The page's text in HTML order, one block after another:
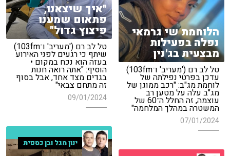
"איך שיצאנו,
פתאום שמענו
פיצוץ גדול"
טל לב רם ('מעריב' ו־103fm)
שיתף כי רגעים לפני האירוע
בעזה הוא נכח במקום •
הוסיף: "אתה רואה חנות
בגדים מצד אחד, אבל בסוף
זה מתחם צבאי"
09/01/2024
הלוחמת שי גרמאי
נפלה בפעילות
מבצעית בג'נין
טל לב רם ('מעריב' ו־103fm)
עדכן בפרטי נפילתה של
לוחמת מג"ב: "רכב ממוגן של
מג"ב עלה על מטען רב
עוצמה, זה החלל ה־60 של
המשטרה במהלך המלחמה"
07/01/2024
ינון מגל ובן כספית